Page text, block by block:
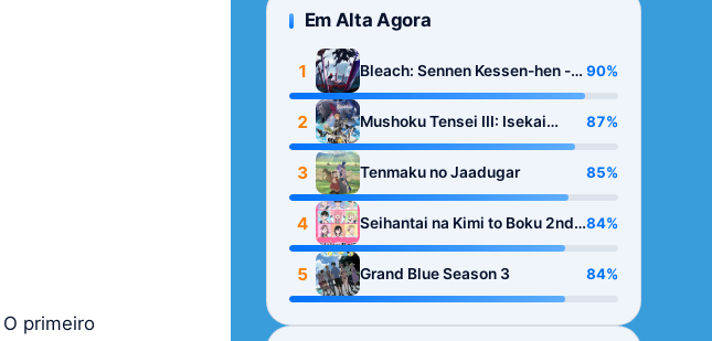
O primeiro
Em Alta Agora
1
Bleach: Sennen Kessen-hen -
Kashin-tan
90%
2
Mushoku Tensei III: Isekai
Ittara Honki Dasu
87%
3 Tenmaku no Jaadugar 85%
4
Seihantai na Kimi to Boku 2nd
Season
84%
5 Grand Blue Season 3 84%